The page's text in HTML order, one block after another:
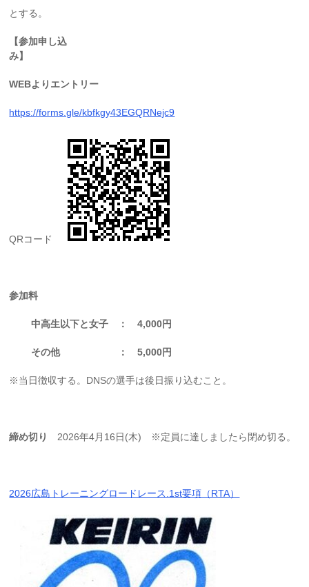
とする。
【参加申し込
み】
WEBよりエントリー
https://forms.gle/kbfkgy43EGQRNejc9
QRコード
参加料
中高生以下と女子 ： 4,000円
その他 ： 5,000円
※当日徴収する。DNSの選手は後日振り込むこと。
締め切り 2026年4月16日(木) ※定員に達しましたら閉め切る。
2026広島トレーニングロードレース.1st要項（RTA）